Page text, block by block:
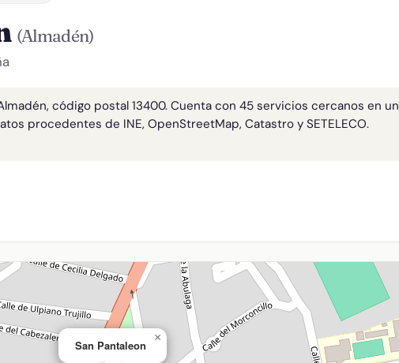
(Almadén)
código postal 13400. Cuenta con 45 servicios cercanos en un
procedentes de INE, OpenStreetMap, Catastro y SETELECO.
San Pantaleon
×